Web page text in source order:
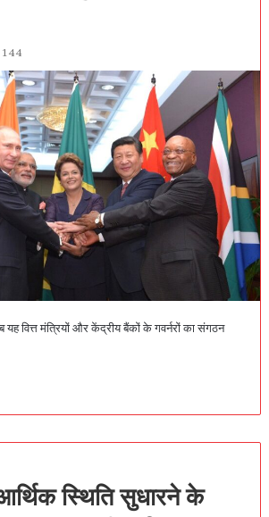
144
वित्त मंत्रियों और केंद्रीय बैंकों के गवर्नरों का संगठन
स्थिति सुधारने के